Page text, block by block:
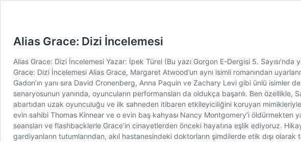
Alias Grace: Dizi İncelemesi
Alias Grace: Dizi İncelemesi Yazar: İpek Türel (Bu yazı Gorgon E-Dergisi 5.
Grace: Dizi İncelemesi Alias Grace, Margaret Atwood’un aynı isimli romanından
Gadon’ın yanı sıra David Cronenberg, Anna Paquin ve Zachary Levi gibi ünlü isimler
senaryosunun yanında, oyuncuların performansları da oldukça başarılı. Ben
abartıdan uzak oyunculuğu ve ilk sahneden itibaren etkileyiciliğini koruyan
evin sahibi Thomas Kinnear ve o evin baş kahyası Nancy Montgomery’i öldürmekten
seansları ve flashbacklerle Grace’in cinayetlerden önceki hayatına eşlik ediyoruz.
gardiyanların tutumlarından, akıl hastanesindeki doktorların şimdilerde etik dışı